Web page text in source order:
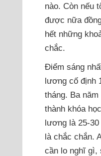
nào. Còn nếu
được nữa
hết những
chắc.
Điểm sáng
lương cố định
tháng. Ba
thành khóa
lương là 25-
là chắc chắn.
cần lo nghĩ gì,